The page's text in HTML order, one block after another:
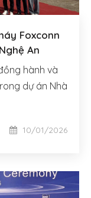
Foxconn
An
hành và
dự án Nhà
10/01/2026